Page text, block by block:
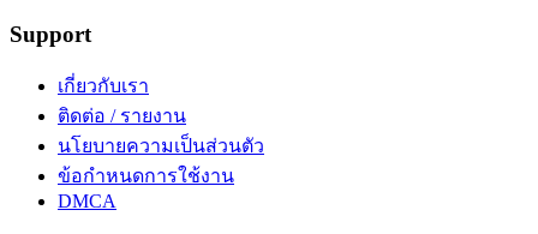
Support
เกี่ยวกับเรา
ติดต่อ / รายงาน
นโยบายความเป็นส่วนตัว
ข้อกำหนดการใช้งาน
DMCA